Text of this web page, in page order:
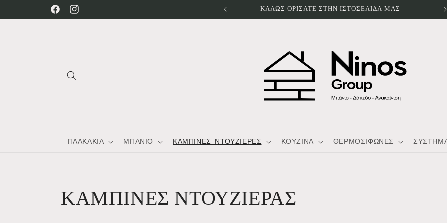
FacebookInstagram
ΚΑΛΩΣ ΟΡΙΣΑΤΕ ΣΤΗΝ ΙΣΤΟΣΕΛΙΔΑ ΜΑΣ
ΠΛΑΚΑΚΙΑ ΜΠΑΝΙΟ ΚΑΜΠΙΝΕΣ-ΝΤΟΥΖΙΕΡΕΣ ΚΟΥΖΙΝΑ ΘΕΡΜΟΣΙΦΩΝΕΣ
Σ
ΚΑΜΠΙΝΕΣ ΝΤΟΥΖΙΕΡΑΣ